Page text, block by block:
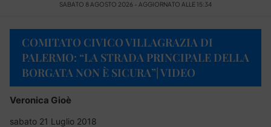
SABATO 8 AGOSTO 2026 - AGGIORNATO ALLE 15:34
COMITATO CIVICO VILLAGRAZIA DI
PALERMO: “LA STRADA PRINCIPALE DELLA
BORGATA NON È SICURA”| VIDEO
Veronica Gioè
sabato 21 Luglio 2018